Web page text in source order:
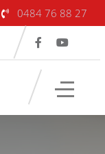
0484 76 88 27